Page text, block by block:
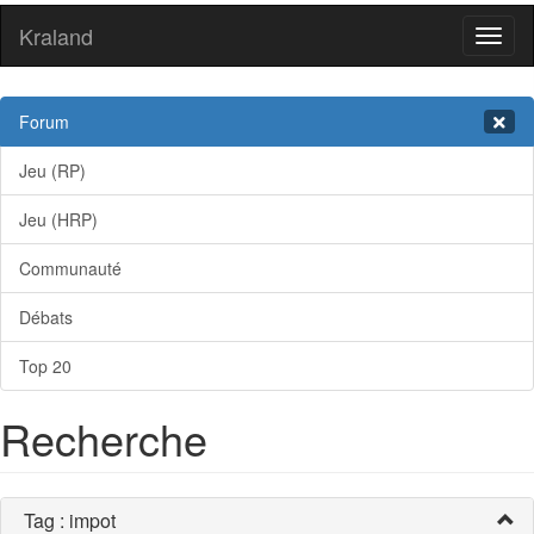
Kraland
Forum
Jeu (RP)
Jeu (HRP)
Communauté
Débats
Top 20
Recherche
Tag : impot